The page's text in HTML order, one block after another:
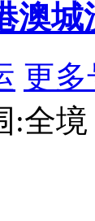
澳城
更多
:全境